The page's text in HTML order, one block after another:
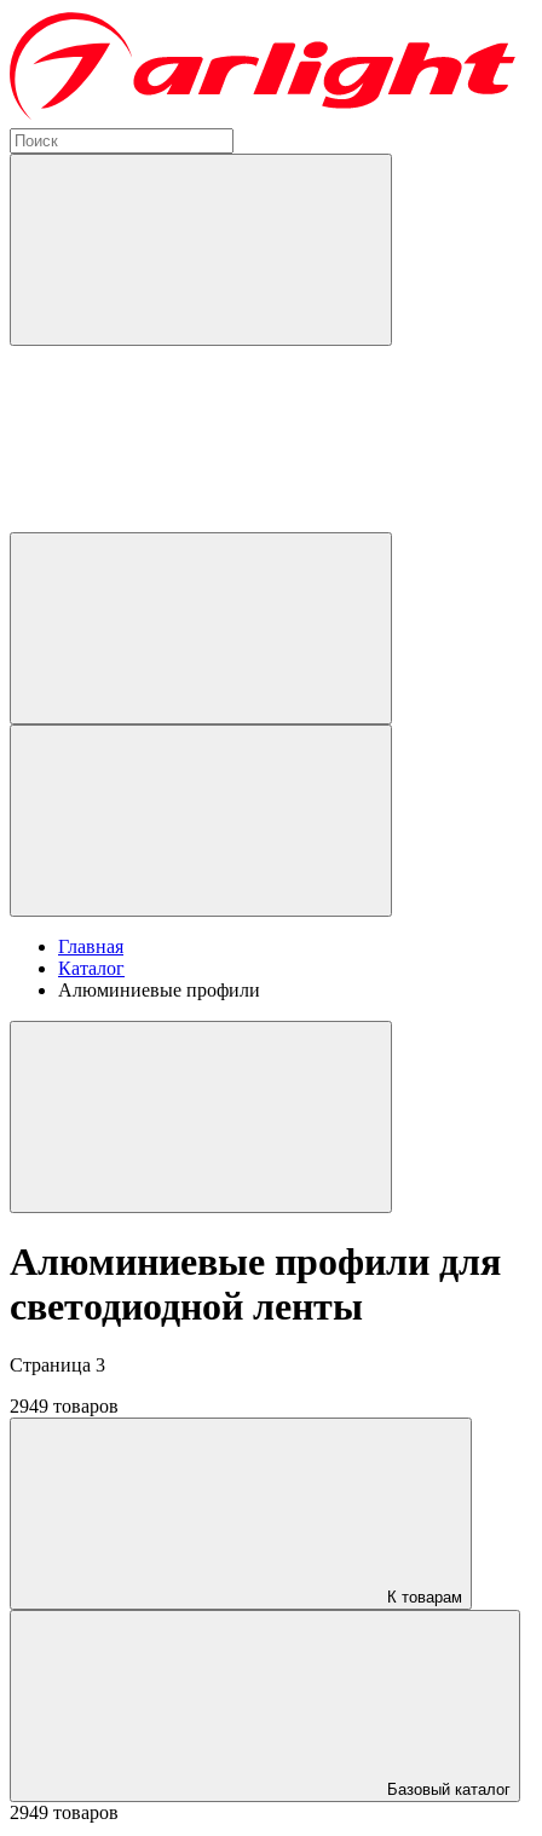
Главная
Каталог
Алюминиевые профили
Алюминиевые профили для
светодиодной ленты
Страница 3
2949 товаров
К товарам
Базовый каталог
2949 товаров